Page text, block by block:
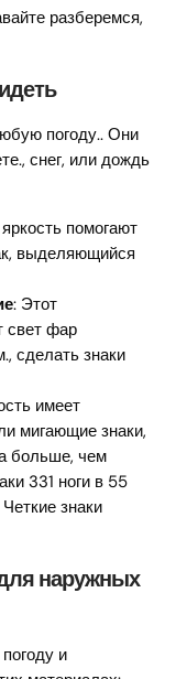
разберемся,
погоду.. Они
снег, или дождь
помогают
выделяющийся
: Этот
свет фар
сделать знаки
имеет
мигающие знаки,
больше, чем
331 ноги в 55
знаки
наружных
и